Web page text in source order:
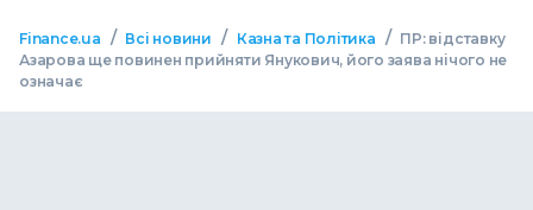
Finance.ua / Всі новини / Казна та Політика / ПР: відставку
Азарова ще повинен прийняти Янукович, його заява нічого не
означає